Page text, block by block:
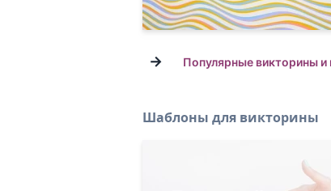
→ Популярные викторины
Шаблоны для викторины